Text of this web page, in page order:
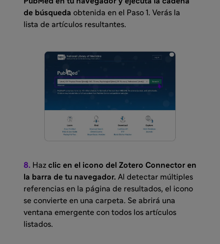
de búsqueda obtenida en el Paso 1. Verás la
lista de artículos resultantes.
8. Haz clic en el icono del Zotero Connector en
la barra de tu navegador. Al detectar múltiples
referencias en la página de resultados, el icono
se convierte en una carpeta. Se abrirá una
ventana emergente con todos los artículos
listados.